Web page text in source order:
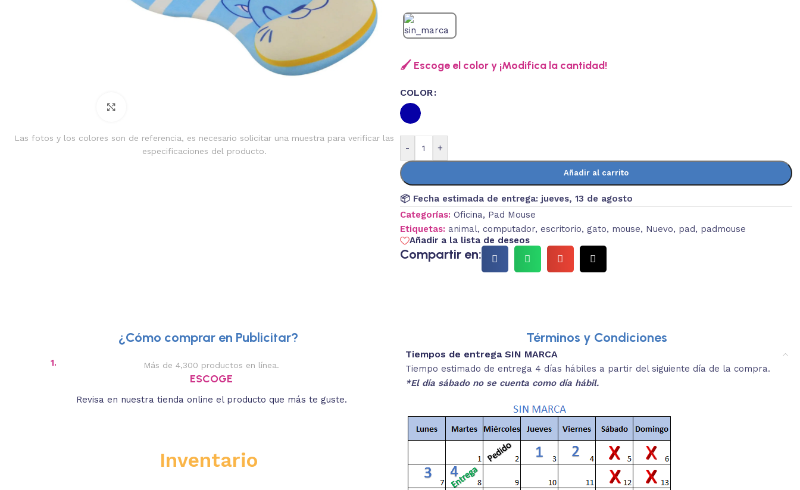
Las fotos y los colores son de referencia, es necesario solicitar una muestra para verificar las
especificaciones del producto.
🖌️ Escoge el color y ¡Modifica la cantidad!
COLOR
- +
Añadir al carrito
📦 Fecha estimada de entrega: jueves, 13 de agosto
Categorías: Oficina, Pad Mouse
Etiquetas: animal, computador, escritorio, gato, mouse, Nuevo, pad, padmouse
Añadir a la lista de deseos
Compartir en:
¿Cómo comprar en Publicitar?
1. Más de 4,300 productos en línea.
ESCOGE
Revisa en nuestra tienda online el producto que más te guste.
Descripciones breves y medidas aproximadas.
REVISA
estás buscando.
3.
Inventario
Términos y Condiciones
Tiempos de entrega SIN MARCA
Tiempo estimado de entrega 4 días hábiles a partir del siguiente día de la compra.
*El día sábado no se cuenta como día hábil.